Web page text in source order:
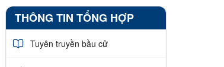
THÔNG TIN TỔNG HỢP
Tuyên truyền bầu cử